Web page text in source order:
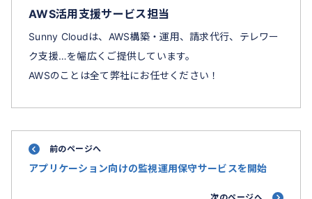
AWS活用支援サービス担当
Sunny Cloudは、AWS構築・運用、請求代行、テレワー
ク支援…を幅広くご提供しています。
AWSのことは全て弊社にお任せください！
前のページへ
アプリケーション向けの監視運用保守サービスを開始